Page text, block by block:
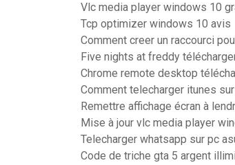
Vlc media player windows 10
Tcp optimizer windows 10 avis
Comment creer un raccourci
Five nights at freddy
Chrome remote desktop
Comment telecharger itunes
Remettre affichage écran à
Mise à jour vlc media player
Telecharger whatsapp sur pc
Code de triche gta 5 argent